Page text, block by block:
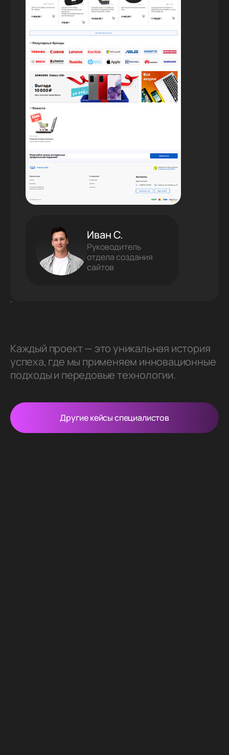
Иван С.
Руководитель
отдела создания
сайтов
Каждый проект — это уникальная история
успеха, где мы применяем инновационные
подходы и передовые технологии.
Другие кейсы специалистов